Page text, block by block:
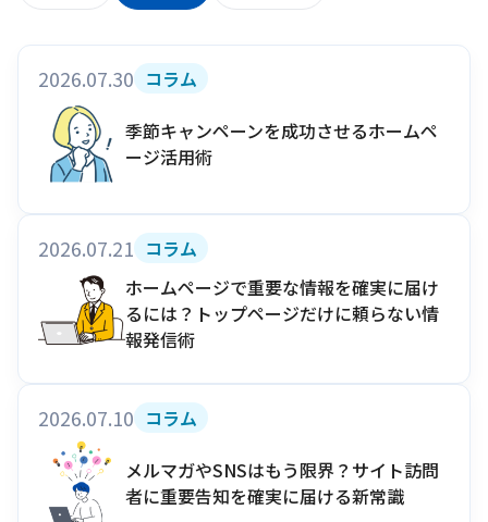
2026.07.30 コラム
季節キャンペーンを成功させるホームペ
ージ活用術
2026.07.21 コラム
ホームページで重要な情報を確実に届け
るには？トップページだけに頼らない情
報発信術
2026.07.10 コラム
メルマガやSNSはもう限界？サイト訪問
者に重要告知を確実に届ける新常識